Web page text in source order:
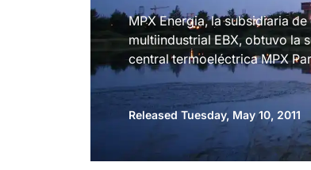
MPX Energia, la subsidiaria
multiindustrial EBX, obtuvo la
central termoeléctrica MPX
Released Tuesday, May 10, 2011